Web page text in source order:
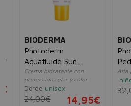
BIODERMA
Photoderm
Aquafluide Sun
Active Defense
SPF50+
Crema hidratante con
protección solar y color
Dorée unisex
24,00€ 14,95€
Alta